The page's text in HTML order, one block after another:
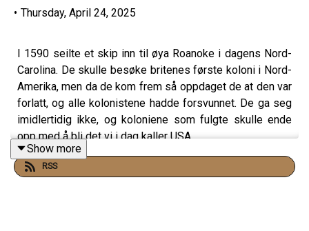
• Thursday, April 24, 2025
I 1590 seilte et skip inn til øya Roanoke i dagens Nord-
Carolina. De skulle besøke britenes første koloni i Nord-
Amerika, men da de kom frem så oppdaget de at den var
forlatt, og alle kolonistene hadde forsvunnet. De ga seg
imidlertidig ikke, og koloniene som fulgte skulle ende
opp med å bli det vi i dag kaller USA.
I denne episoden skal vi innom Roanoke, Jamestown,
statlig ansatte pirater, og hvordan kristendommen hadde
Show more
RSS